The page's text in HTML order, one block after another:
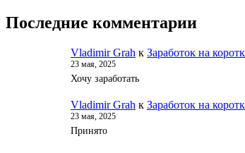
Последние комментарии
Vladimir Grah к Заработок на
23 мая, 2025
Хочу заработать
Vladimir Grah к Заработок на
23 мая, 2025
Принято